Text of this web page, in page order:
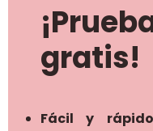
gratis!
Fácil y rápido